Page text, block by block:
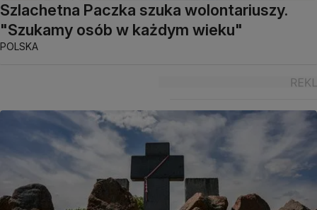
Szlachetna Paczka szuka wolontariuszy.
"Szukamy osób w każdym wieku"
POLSKA